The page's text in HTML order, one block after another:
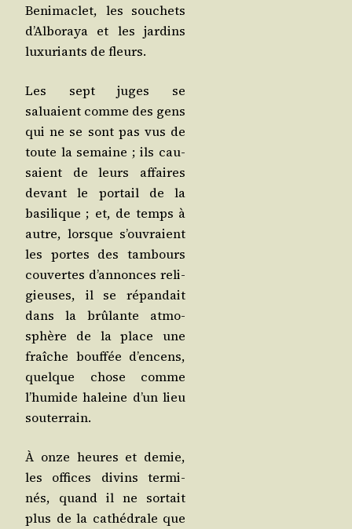
Beni­ma­clet, les sou­chets
d’Al­bo­raya et les jar­dins
luxu­riants de fleurs.
Les sept juges se
saluaient comme des gens
qui ne se sont pas vus de
toute la semaine ; ils cau­
saient de leurs affaires
devant le por­tail de la
basi­lique ; et, de temps à
autre, lorsque s’ou­vraient
les portes des tam­bours
cou­vertes d’an­nonces reli­
gieuses, il se répan­dait
dans la brû­lante atmo­
sphère de la place une
fraîche bouf­fée d’en­cens,
quelque chose comme
l’hu­mide haleine d’un lieu
souterrain.
À onze heures et demie,
les offices divins ter­mi­
nés, quand il ne sor­tait
plus de la cathé­drale que